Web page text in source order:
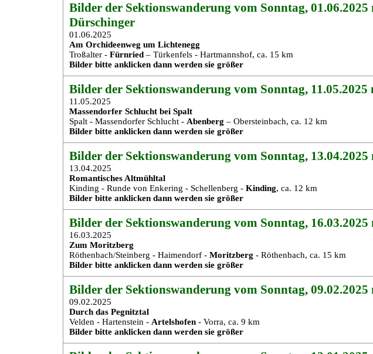
Bilder der Sektionswanderung vom Sonntag, 01.06.2025
Dürschinger
01.06.2025
Am Orchideenweg um Lichtenegg
Troßalter - Fürnried – Türkenfels - Hartmannshof, ca. 15 km
Bilder bitte anklicken dann werden sie größer
Bilder der Sektionswanderung vom Sonntag,
11.05.2025
Massendorfer Schlucht bei Spalt
Spalt - Massendorfer Schlucht - Abenberg – Obersteinbach, ca. 12 km
Bilder bitte anklicken dann werden sie größer
Bilder der Sektionswanderung vom Sonntag,
13.04.2025
Romantisches Altmühltal
Kinding - Runde von Enkering - Schellenberg - Kinding, ca. 12 km
Bilder bitte anklicken dann werden sie größer
Bilder der Sektionswanderung vom Sonntag,
16.03.2025
Zum Moritzberg
Röthenbach/Steinberg - Haimendorf - Moritzberg - Röthenbach, ca. 15 km
Bilder bitte anklicken dann werden sie größer
Bilder der Sektionswanderung vom Sonntag,
09.02.2025
Durch das Pegnitztal
Velden - Hartenstein - Artelshofen - Vorra, ca. 9 km
Bilder bitte anklicken dann werden sie größer